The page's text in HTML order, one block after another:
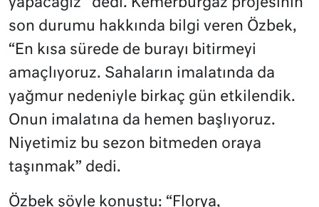
yapacağız” dedi. Kemerburgaz projesinin
son durumu hakkında bilgi veren Özbek,
“En kısa sürede de burayı bitirmeyi
amaçlıyoruz. Sahaların imalatında da
yağmur nedeniyle birkaç gün etkilendik.
Onun imalatına da hemen başlıyoruz.
Niyetimiz bu sezon bitmeden oraya
taşınmak” dedi.
Özbek şöyle konuştu: “Florya,